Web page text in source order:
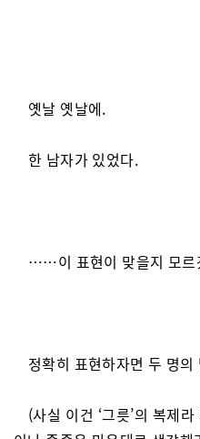
옛날 옛날에.
한 남자가 있었다.
……이 표현이 맞을지 모르
정확히 표현하자면 두 명의
(사실 이건 ‘그릇’의 복제